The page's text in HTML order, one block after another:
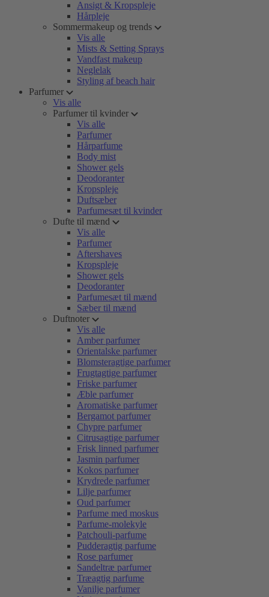
Ansigt & Kropspleje
Hårpleje
Sommermakeup og trends
Vis alle
Mists & Setting Sprays
Vandfast makeup
Neglelak
Styling af beach hair
Parfumer
Vis alle
Parfumer til kvinder
Vis alle
Parfumer
Hårparfume
Body mist
Shower gels
Deodoranter
Kropspleje
Duftsæber
Parfumesæt til kvinder
Dufte til mænd
Vis alle
Parfumer
Aftershaves
Kropspleje
Shower gels
Deodoranter
Parfumesæt til mænd
Sæber til mænd
Duftnoter
Vis alle
Amber parfumer
Orientalske parfumer
Blomsteragtige parfumer
Frugtagtige parfumer
Friske parfumer
Æble parfumer
Aromatiske parfumer
Bergamot parfumer
Chypre parfumer
Citrusagtige parfumer
Frisk linned parfumer
Jasmin parfumer
Kokos parfumer
Krydrede parfumer
Lilje parfumer
Oud parfumer
Parfume med moskus
Parfume-molekyle
Patchouli-parfume
Pudderagtig parfume
Rose parfumer
Sandeltræ parfumer
Træagtig parfume
Vanilje parfumer